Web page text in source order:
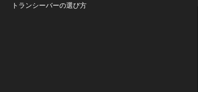
トランシーバーの選び方